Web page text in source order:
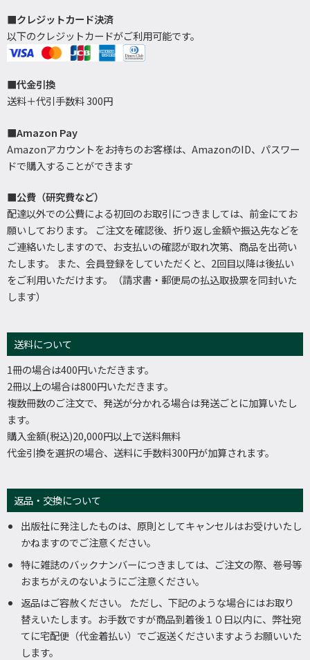
■クレジットカード決済
以下のクレジットカードがご利用可能です。
■代金引換
送料＋代引手数料 300円
■Amazon Pay
Amazonアカウントをお持ちのお客様は、AmazonのID、パスワー
ドで購入することができます
■公費（研究費など）
配達以外での公費による初回のお取引につきましては、前金にてお
願いしております。 ご注文を確認後、折り返し金額や振込先などを
ご連絡いたしますので、お支払いの確認が取れ次第、商品を出荷い
たします。 また、会員登録をしていただくと、2回目以降は後払い
をご利用いただけます。（請求書・郵便局の払込取扱票を同封いた
します）
送料について
1冊の場合は400円いただきます。
2冊以上の場合は800円いただきます。
複数冊数のご注文で、発送が分かれる場合は発送ごとに加算いたし
ます。
購入金額(税込)20,000円以上で送料無料
代金引換を選択の場合、送料に手数料300円が加算されます。
返品・交換について
出版社に発注したものは、原則としてキャンセルはお受けいたし
かねますのでご注意ください。
特に雑誌のバックナンバーにつきましては、ご注文の際、巻号等
おまちがえのないようにご注意ください。
返品はご容赦ください。 ただし、下記のような場合にはお取り
替えいたします。お手数ですが商品到着後１０日以内に、弊社宛
てに宅配便（代金着払い）でご返送くださいますようお願いいた
します。